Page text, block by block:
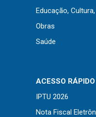
Educação,
Obras
Saúde
ACESSO RÁPIDO
IPTU 2026
Nota Fiscal